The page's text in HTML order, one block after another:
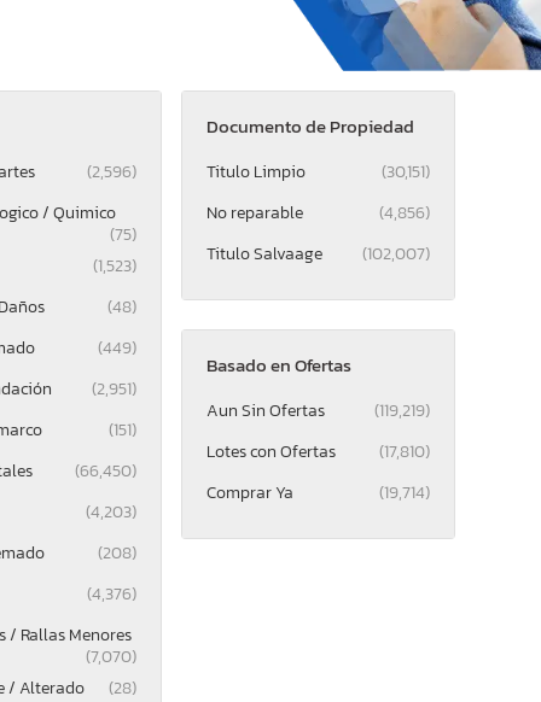
(2,596)
/ Quimico
(75)
(1,523)
(48)
(449)
(2,951)
(151)
(66,450)
(4,203)
(208)
(4,376)
/ Rallas Menores
(7,070)
/ Alterado
(28)
Documento de Propiedad
Titulo Limpio
(30,151)
No reparable
(4,856)
Titulo Salvaage
(102,007)
Basado en Ofertas
Aun Sin Ofertas
(119,219)
Lotes con Ofertas
(17,810)
Comprar Ya
(19,714)